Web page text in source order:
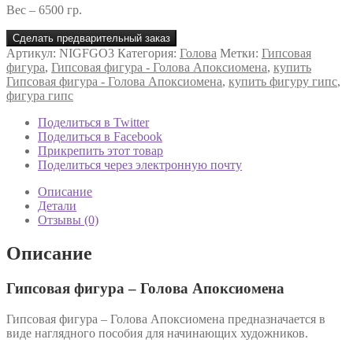
Вес – 6500 гр.
Сделать предварительный заказ
Артикул: NIGFGO3 Категория: Голова Метки: Гипсовая
фигура, Гипсовая фигура - Голова Апоксиомена, купить
Гипсовая фигура - Голова Апоксиомена, купить фигуру гипс,
фигура гипс
Поделиться в Twitter
Поделиться в Facebook
Прикрепить этот товар
Поделиться через электронную почту
Описание
Детали
Отзывы (0)
Описание
Гипсовая фигура – Голова Апоксиомена
Гипсовая фигура – Голова Апоксиомена предназначается в
виде наглядного пособия для начинающих художников.